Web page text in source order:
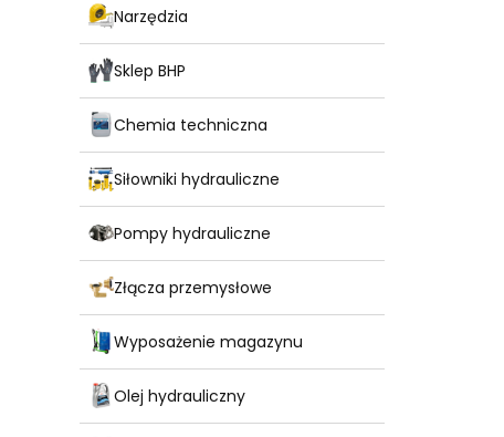
Narzędzia
Sklep BHP
Chemia techniczna
Siłowniki hydrauliczne
Pompy hydrauliczne
Złącza przemysłowe
Wyposażenie magazynu
Olej hydrauliczny